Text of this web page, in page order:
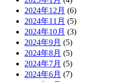
2024年12月 (6)
2024年11月 (5)
2024年10月 (3)
2024年9月 (5)
2024年8月 (5)
2024年7月 (5)
2024年6月 (7)